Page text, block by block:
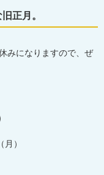
正月。
みになりますので、ぜ
月）